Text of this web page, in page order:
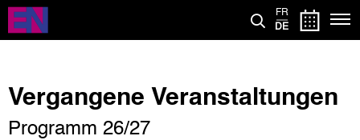
Direkt
zum
Inhalt
FR
DE
Vergangene Veranstaltungen
Programm 26/27